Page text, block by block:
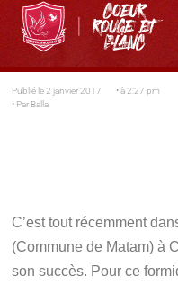
Publié le 2 janvier 2017 • à 2:27 pm
• Par Balla
C’est tout récemment
(Commune de Matam) à
son succès. Pour ce